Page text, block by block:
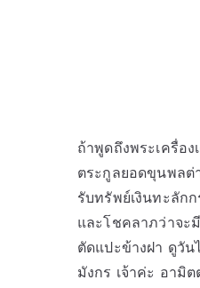
ถ้าพูดถึงพระเครื่อ
ตระกูลยอดขุนพลต่
รับทรัพย์เงินทะลัก
และโชคลาภว่าจะ
ตัดแปะข้างฝา ดูวั
มังกร เจ้าค่ะ อามิ